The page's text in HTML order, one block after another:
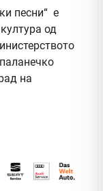
песни“ е
од
на